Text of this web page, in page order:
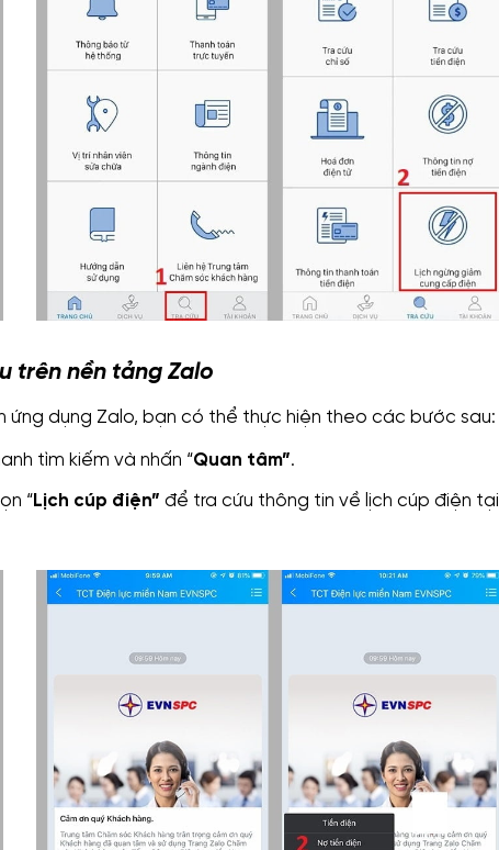
trên nền tảng Zalo
ứng dụng Zalo, bạn có thể thực hiện theo các bước sau:
tìm kiếm và nhấn “Quan tâm”.
“Lịch cúp điện” để tra cứu thông tin về lịch cúp điện tại